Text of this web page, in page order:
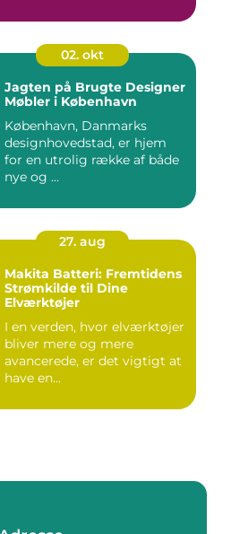
02. okt
Jagten på Brugte Designer
Møbler i København
København, Danmarks
designhovedstad, er hjem
for en utrolig række af både
nye og ...
27. aug
Makita Batteri: Fremtidens
Strømkilde til Dine
Elværktøjer
I en verden, hvor elværktøjer
bliver mere og mere
avancerede, er det vigtigt at
have en...